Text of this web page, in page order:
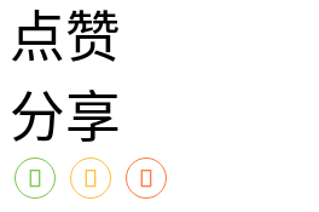
点赞
分享